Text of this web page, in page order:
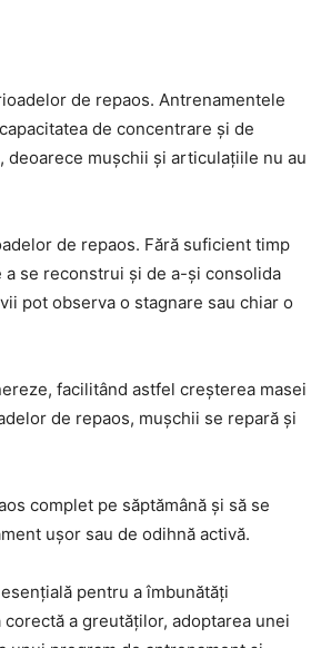
de repaos. Antrenamentele
de concentrare și de
deoarece mușchii și articulațiile nu au
de repaos. Fără suficient timp
se reconstrui și de a-și consolida
pot observa o stagnare sau chiar o
facilitând astfel creșterea masei
de repaos, mușchii se repară și
complet pe săptămână și să se
ușor sau de odihnă activă.
pentru a îmbunătăți
a greutăților, adoptarea unei